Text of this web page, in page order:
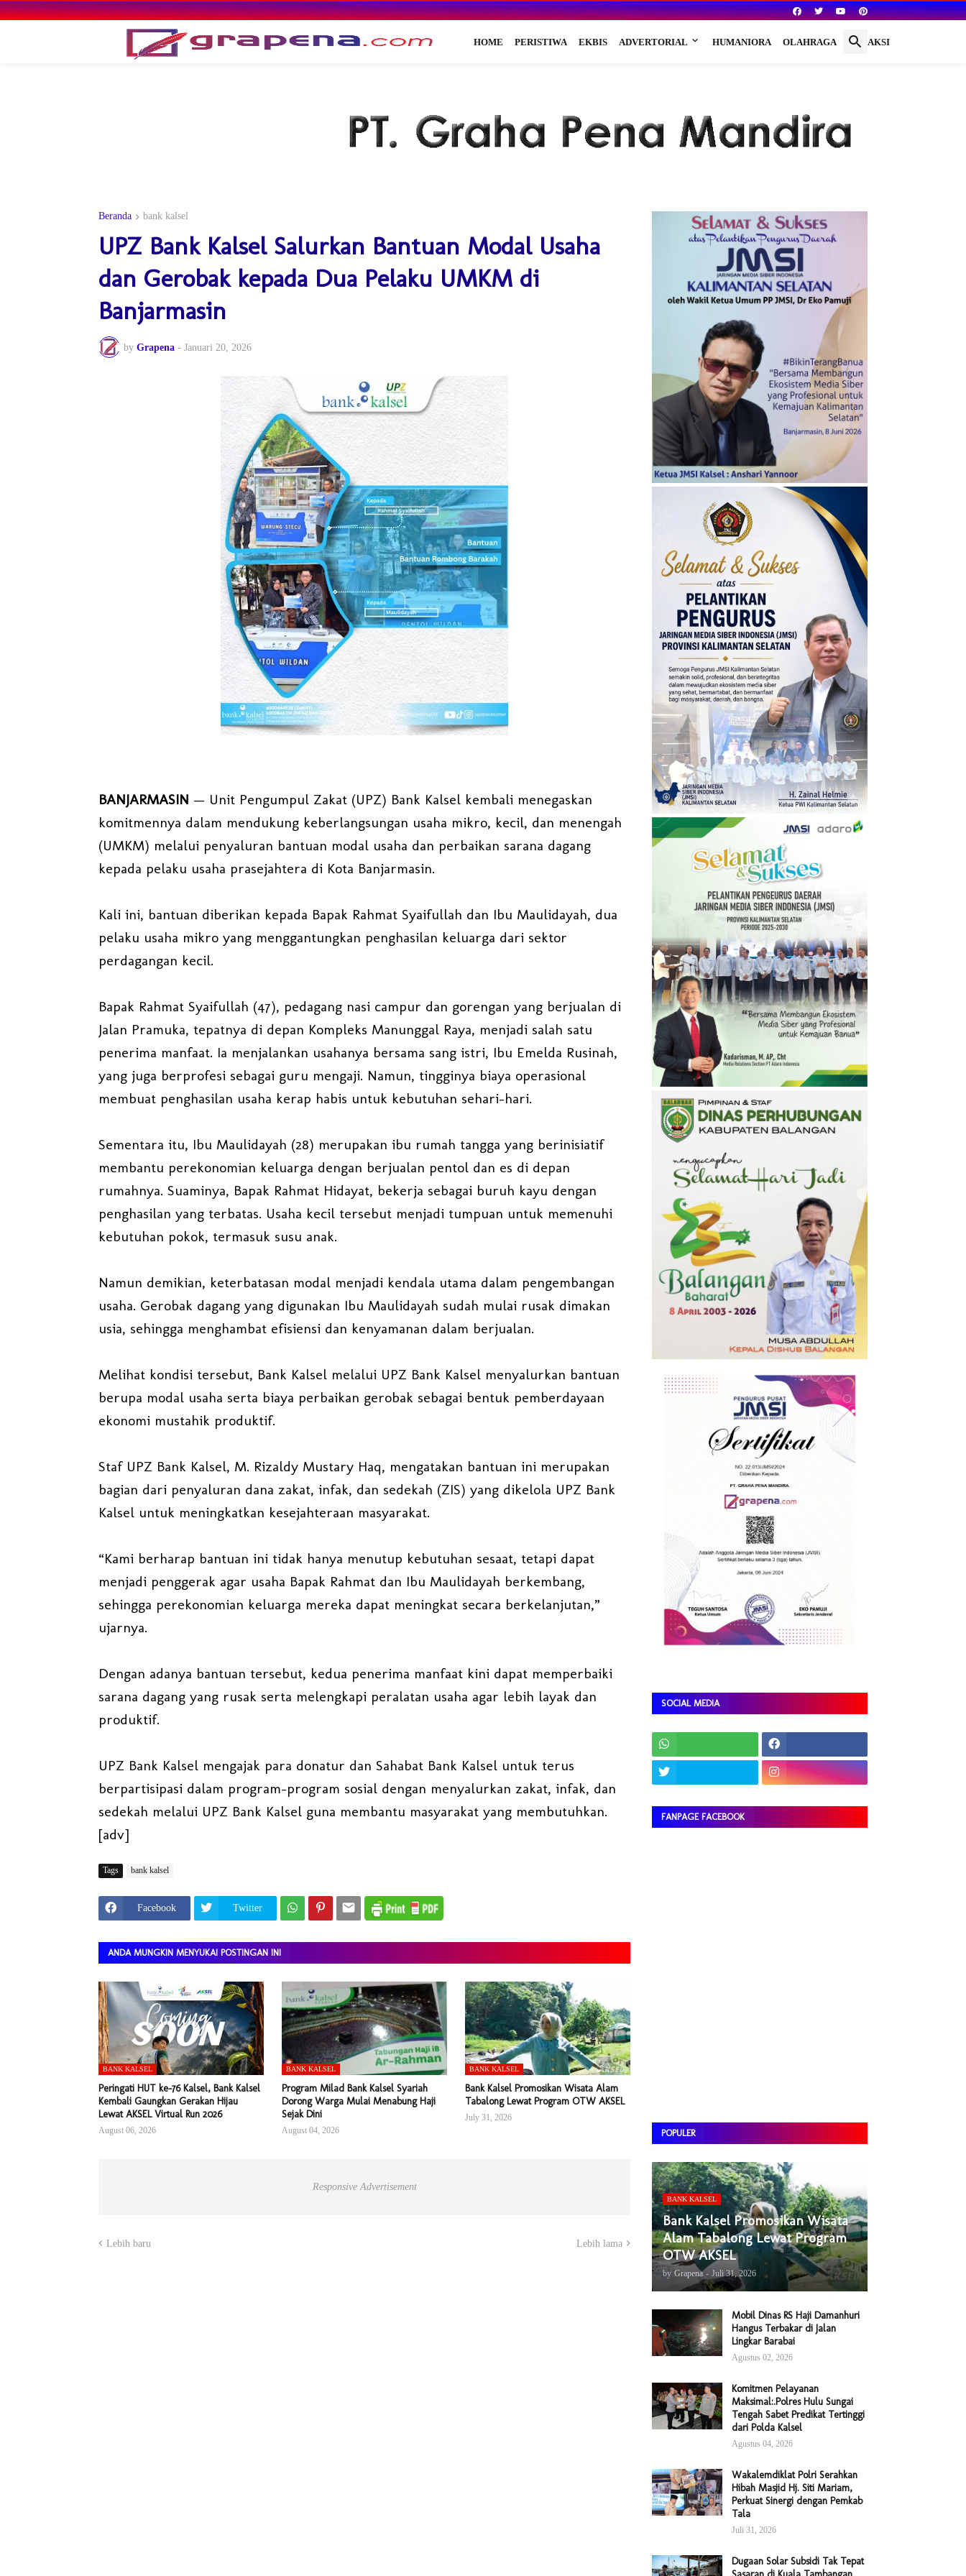
HOME PERISTIWA EKBIS ADVERTORIAL HUMANIORA OLAHRAGA REDAKSI
Beranda bank kalsel
UPZ Bank Kalsel Salurkan Bantuan Modal Usaha
dan Gerobak kepada Dua Pelaku UMKM di
Banjarmasin
by Grapena - Januari 20, 2026
BANJARMASIN — Unit Pengumpul Zakat (UPZ) Bank Kalsel kembali menegaskan
komitmennya dalam mendukung keberlangsungan usaha mikro, kecil, dan menengah
(UMKM) melalui penyaluran bantuan modal usaha dan perbaikan sarana dagang
kepada pelaku usaha prasejahtera di Kota Banjarmasin.
Kali ini, bantuan diberikan kepada Bapak Rahmat Syaifullah dan Ibu Maulidayah, dua
pelaku usaha mikro yang menggantungkan penghasilan keluarga dari sektor
perdagangan kecil.
Bapak Rahmat Syaifullah (47), pedagang nasi campur dan gorengan yang berjualan di
Jalan Pramuka, tepatnya di depan Kompleks Manunggal Raya, menjadi salah satu
penerima manfaat. Ia menjalankan usahanya bersama sang istri, Ibu Emelda Rusinah,
yang juga berprofesi sebagai guru mengaji. Namun, tingginya biaya operasional
membuat penghasilan usaha kerap habis untuk kebutuhan sehari-hari.
Sementara itu, Ibu Maulidayah (28) merupakan ibu rumah tangga yang berinisiatif
membantu perekonomian keluarga dengan berjualan pentol dan es di depan
rumahnya. Suaminya, Bapak Rahmat Hidayat, bekerja sebagai buruh kayu dengan
penghasilan yang terbatas. Usaha kecil tersebut menjadi tumpuan untuk memenuhi
kebutuhan pokok, termasuk susu anak.
Namun demikian, keterbatasan modal menjadi kendala utama dalam pengembangan
usaha. Gerobak dagang yang digunakan Ibu Maulidayah sudah mulai rusak dimakan
usia, sehingga menghambat efisiensi dan kenyamanan dalam berjualan.
Melihat kondisi tersebut, Bank Kalsel melalui UPZ Bank Kalsel menyalurkan bantuan
berupa modal usaha serta biaya perbaikan gerobak sebagai bentuk pemberdayaan
ekonomi mustahik produktif.
Staf UPZ Bank Kalsel, M. Rizaldy Mustary Haq, mengatakan bantuan ini merupakan
bagian dari penyaluran dana zakat, infak, dan sedekah (ZIS) yang dikelola UPZ Bank
Kalsel untuk meningkatkan kesejahteraan masyarakat.
“Kami berharap bantuan ini tidak hanya menutup kebutuhan sesaat, tetapi dapat
menjadi penggerak agar usaha Bapak Rahmat dan Ibu Maulidayah berkembang,
sehingga perekonomian keluarga mereka dapat meningkat secara berkelanjutan,”
ujarnya.
Dengan adanya bantuan tersebut, kedua penerima manfaat kini dapat memperbaiki
sarana dagang yang rusak serta melengkapi peralatan usaha agar lebih layak dan
produktif.
UPZ Bank Kalsel mengajak para donatur dan Sahabat Bank Kalsel untuk terus
berpartisipasi dalam program-program sosial dengan menyalurkan zakat, infak, dan
sedekah melalui UPZ Bank Kalsel guna membantu masyarakat yang membutuhkan.
[adv]
Tags bank kalsel
Facebook Twitter
ANDA MUNGKIN MENYUKAI POSTINGAN INI
BANK KALSEL
Peringati HUT ke-76 Kalsel, Bank Kalsel
Kembali Gaungkan Gerakan Hijau
Lewat AKSEL Virtual Run 2026
August 06, 2026
BANK KALSEL
Program Milad Bank Kalsel Syariah
Dorong Warga Mulai Menabung Haji
Sejak Dini
August 04, 2026
BANK KALSEL
Bank Kalsel Promosikan Wisata Alam
Tabalong Lewat Program OTW AKSEL
July 31, 2026
Responsive Advertisement
Lebih baru Lebih lama
SOCIAL MEDIA
FANPAGE FACEBOOK
POPULER
BANK KALSEL
Bank Kalsel Promosikan Wisata
Alam Tabalong Lewat Program
OTW AKSEL
by Grapena - Juli 31, 2026
Mobil Dinas RS Haji Damanhuri
Hangus Terbakar di Jalan
Lingkar Barabai
Agustus 02, 2026
Komitmen Pelayanan
Maksimal:.Polres Hulu Sungai
Tengah Sabet Predikat Tertinggi
dari Polda Kalsel
Agustus 04, 2026
Wakalemdiklat Polri Serahkan
Hibah Masjid Hj. Siti Mariam,
Perkuat Sinergi dengan Pemkab
Tala
Juli 31, 2026
Dugaan Solar Subsidi Tak Tepat